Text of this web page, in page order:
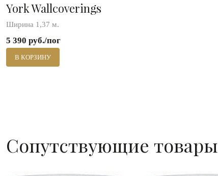
York Wallcoverings
Ширина 1,37 м.
5 390 руб./пог
В КОРЗИНУ
Сопутствующие товары